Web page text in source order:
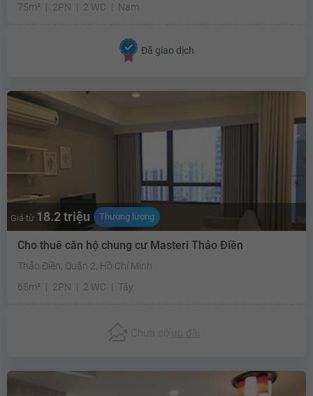
75m²
2PN 2 WC Nam
Đã giao dịch
Giá từ 18.2 triệu Thương lượng
Cho thuê căn hộ chung cư Masteri Thảo Điền
Thảo Điền, Quận 2, Hồ Chí Minh
65m²
2PN 2 WC Tây
Chưa có ưu đãi